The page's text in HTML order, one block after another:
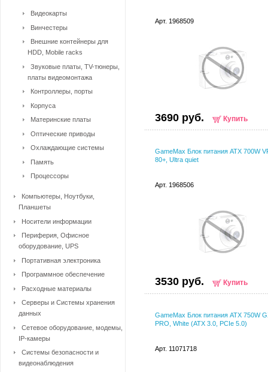
Арт. 1968509
3690 руб. Купить
GameMax Блок питания ATX 700W
80+, Ultra quiet
Арт. 1968506
3530 руб. Купить
GameMax Блок питания ATX 750W
PRO, White (ATX 3.0, PCIe 5.0)
Арт. 11071718
Видеокарты
Винчестеры
Внешние контейнеры для
HDD, Mobile racks
Звуковые платы, TV-тюнеры,
платы видеомонтажа
Контроллеры, порты
Корпуса
Материнские платы
Оптические приводы
Охлаждающие системы
Память
Процессоры
Компьютеры, Ноутбуки,
Планшеты
Носители информации
Периферия, Офисное
оборудование, UPS
Портативная электроника
Программное обеспечение
Расходные материалы
Серверы и Системы хранения
данных
Сетевое оборудование, модемы,
IP-камеры
Системы безопасности и
видеонаблюдения